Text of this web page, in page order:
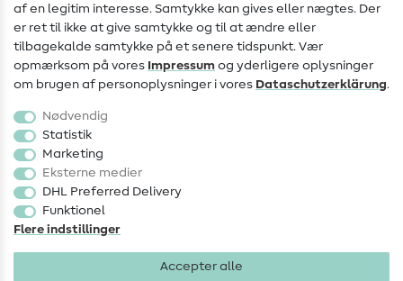
Fortrydelsesret
Populært
Sytilbehør
Udsalg
af en legitim interesse. Samtykke kan gives eller nægtes. Der
er ret til ikke at give samtykke og til at ændre eller
tilbagekalde samtykke på et senere tidspunkt. Vær
opmærksom på vores Impressum og yderligere oplysninger
om brugen af personoplysninger i vores Data­schutz­erklärung.
Nødvendig
Statistik
Marketing
Eksterne medier
DHL Preferred Delivery
Funktionel
Flere indstillinger
Accepter alle